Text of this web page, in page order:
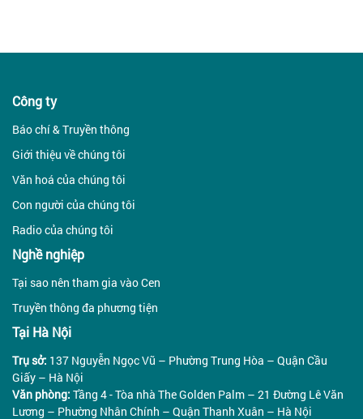
Công ty
Báo chí & Truyền thông
Giới thiệu về chúng tôi
Văn hoá của chúng tôi
Con người của chúng tôi
Radio của chúng tôi
Nghề nghiệp
Tại sao nên tham gia vào Cen
Truyền thông đa phương tiện
Tại Hà Nội
Trụ sở: 137 Nguyễn Ngọc Vũ – Phường Trung Hòa – Quận Cầu
Giấy – Hà Nội
Văn phòng: Tầng 4 - Tòa nhà The Golden Palm – 21 Đường Lê Văn
Lương – Phường Nhân Chính – Quận Thanh Xuân – Hà Nội